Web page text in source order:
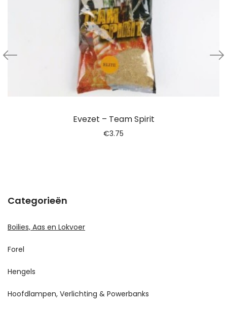
Evezet – Team Spirit
€3.75
Categorieën
Boilies, Aas en Lokvoer
Forel
Hengels
Hoofdlampen, Verlichting & Powerbanks